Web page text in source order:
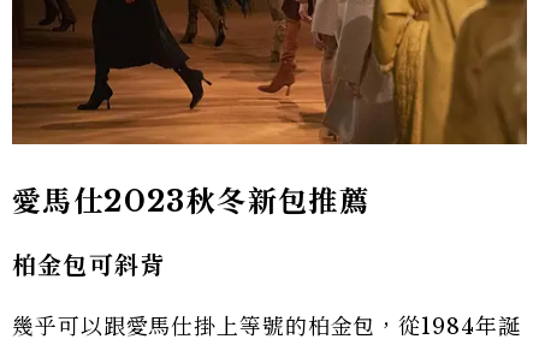
愛馬仕2023秋冬新包推薦
柏金包可斜背
幾乎可以跟愛馬仕掛上等號的柏金包，從1984年誕